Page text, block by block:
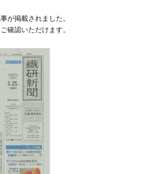
が掲載されました。
確認いただけます。